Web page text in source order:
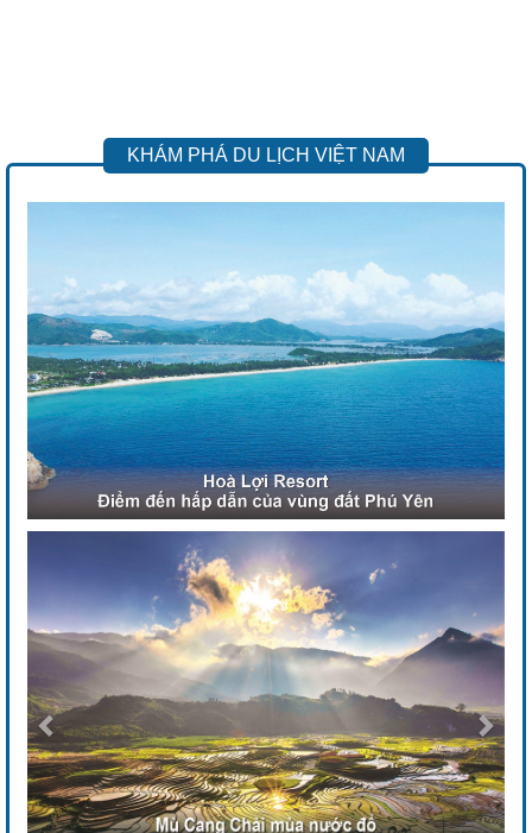
KHÁM PHÁ DU LỊCH VIỆT NAM